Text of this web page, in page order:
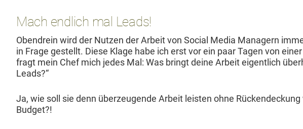
Mach endlich mal Leads!
Oben­drein wird der Nutzen der Arbeit von Social Media Man­agern
in Frage gestellt. Diese Klage habe ich erst vor ein paar Tagen von
fragt mein Chef mich jedes Mal: Was bringt deine Arbeit eigentlich
Leads?“
Ja, wie soll sie denn überzeu­gende Arbeit leis­ten ohne
Budget?!